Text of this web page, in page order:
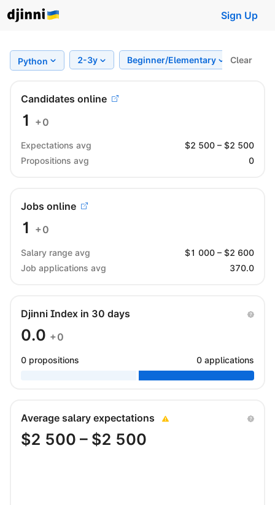
Sign Up
Python 2-3y Beginner/Elementary Clear
Candidates online
1 +0
Expectations avg $2 500 – $2 500
Propositions avg
0
Jobs online
1 +0
Salary range avg $1 000 – $2 600
Job applications avg
370.0
Djinni Index in 30 days
0.0 +0
0 propositions 0 applications
Average salary expectations
$2 500 – $2 500